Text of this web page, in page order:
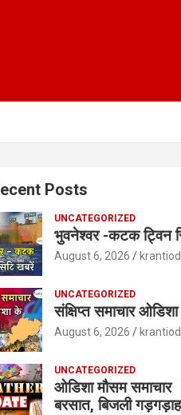
Posts
UNCATEGORIZED
भुवनेश्वर -कटक ट्विन
August 6, 2026
UNCATEGORIZED
संक्षिप्त समाचार
August 6, 2026
UNCATEGORIZED
ओडिशा मौसम
बरसात, बिजली